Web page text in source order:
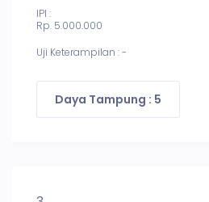
IPI :
Rp. 5.000.000
Uji Keterampilan : -
Daya Tampung : 5